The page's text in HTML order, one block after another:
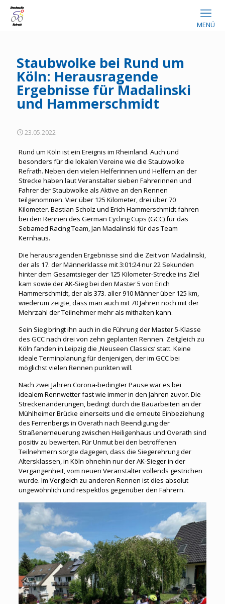
MENÜ
Staubwolke bei Rund um
Köln: Herausragende
Ergebnisse für Madalinski
und Hammerschmidt
23.05.2022
Rund um Köln ist ein Ereignis im Rheinland. Auch und
besonders für die lokalen Vereine wie die Staubwolke
Refrath. Neben den vielen Helferinnen und Helfern an der
Strecke haben laut Veranstalter sieben Fahrerinnen und
Fahrer der Staubwolke als Aktive an den Rennen
teilgenommen. Vier über 125 Kilometer, drei über 70
Kilometer. Bastian Scholz und Erich Hammerschmidt fahren
bei den Rennen des German Cycling Cups (GCC) für das
Sebamed Racing Team, Jan Madalinski für das Team
Kernhaus.
Die herausragenden Ergebnisse sind die Zeit von Madalinski,
der als 17. der Männerklasse mit 3:01:24 nur 22 Sekunden
hinter dem Gesamtsieger der 125 Kilometer-Strecke ins Ziel
kam sowie der AK-Sieg bei den Master 5 von Erich
Hammerschmidt, der als 373. aller 910 Männer über 125 km,
wiederum zeigte, dass man auch mit 70 Jahren noch mit der
Mehrzahl der Teilnehmer mehr als mithalten kann.
Sein Sieg bringt ihn auch in die Führung der Master 5-Klasse
des GCC nach drei von zehn geplanten Rennen. Zeitgleich zu
Köln fanden in Leipzig die ‚Neuseen Classics‘ statt. Keine
ideale Terminplanung für denjenigen, der im GCC bei
möglichst vielen Rennen punkten will.
Nach zwei Jahren Corona-bedingter Pause war es bei
idealem Rennwetter fast wie immer in den Jahren zuvor. Die
Streckenänderungen, bedingt durch die Bauarbeiten an der
Mühlheimer Brücke einerseits und die erneute Einbeziehung
des Ferrenbergs in Overath nach Beendigung der
Straßenerneuerung zwischen Heiligenhaus und Overath sind
positiv zu bewerten. Für Unmut bei den betroffenen
Teilnehmern sorgte dagegen, dass die Siegerehrung der
Altersklassen, in Köln ohnehin nur der AK-Sieger in der
Vergangenheit, vom neuen Veranstalter vollends gestrichen
wurde. Im Vergleich zu anderen Rennen ist dies absolut
ungewöhnlich und respektlos gegenüber den Fahrern.